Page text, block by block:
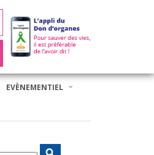
EVÈNEMENTIEL